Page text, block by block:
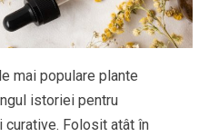
mai populare plante
istoriei pentru
Folosit atât în